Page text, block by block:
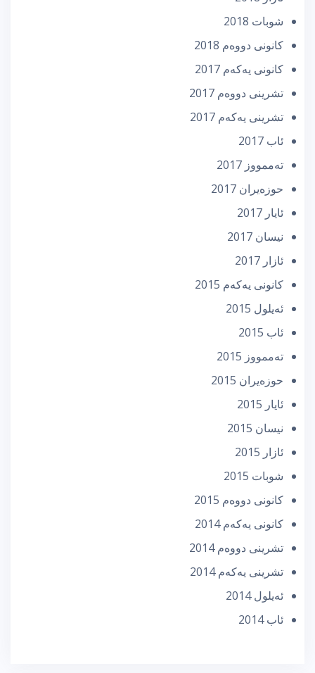
شوبات 2018
كانونی دووه‌م 2018
كانونی یه‌كه‌م 2017
تشرینی دووه‌م 2017
تشرینی یه‌كه‌م 2017
ئاب 2017
تەممووز 2017
حوزه‌یران 2017
ئایار 2017
نیسان 2017
ئازار 2017
كانونی یه‌كه‌م 2015
ئه‌یلول 2015
ئاب 2015
تەممووز 2015
حوزه‌یران 2015
ئایار 2015
نیسان 2015
ئازار 2015
شوبات 2015
كانونی دووه‌م 2015
كانونی یه‌كه‌م 2014
تشرینی دووه‌م 2014
تشرینی یه‌كه‌م 2014
ئه‌یلول 2014
ئاب 2014